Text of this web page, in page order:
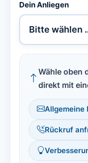
Dein Anliegen
Wähle oben
direkt mit
Allgemeine
Rückruf